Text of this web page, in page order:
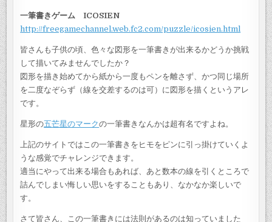
一筆書きゲーム ICOSIEN
http://freegamechannel.web.fc2.com/puzzle/icosien.html
皆さんも子供の頃、色々な図形を一筆書きが出来るかどうか挑戦
して描いてみませんでしたか？
図形を描き始めてから紙から一度もペンを離さず、かつ同じ場所
を二度なぞらず（線を交差するのは可）に図形を描くというアレ
です。
星形の五芒星のマークの一筆書きなんかは超有名ですよね。
上記のサイトではこの一筆書きをヒモをピンに引っ掛けていくよ
うな感覚でチャレンジできます。
適当にやって出来る場合もあれば、あと数本の線を引くところで
詰んでしまい悔しい思いをすることもあり、なかなか楽しいで
す。
さて皆さん、この一筆書きには法則があるのは知っていました